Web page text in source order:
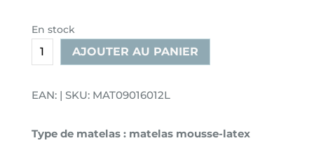
En stock
quantité
de
mousse
Latex,
AJOUTER AU PANIER
EAN: | SKU: MAT09016012L
Type de matelas : matelas mousse-latex